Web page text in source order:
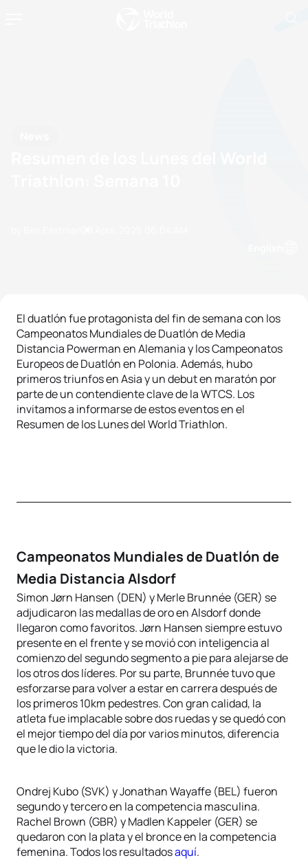
El duatlón fue protagonista del fin de semana con los
Campeonatos Mundiales de Duatlón de Media
Distancia Powerman en Alemania y los Campeonatos
Europeos de Duatlón en Polonia. Además, hubo
primeros triunfos en Asia y un debut en maratón por
parte de un contendiente clave de la WTCS. Los
invitamos a informarse de estos eventos en el
Resumen de los Lunes del World Triathlon.
Campeonatos Mundiales de Duatlón de
Media Distancia Alsdorf
Simon Jørn Hansen (DEN) y Merle Brunnée (GER) se
adjudicaron las medallas de oro en Alsdorf donde
llegaron como favoritos. Jørn Hansen siempre estuvo
presente en el frente y se movió con inteligencia al
comienzo del segundo segmento a pie para alejarse de
los otros dos líderes. Por su parte, Brunnée tuvo que
esforzarse para volver a estar en carrera después de
los primeros 10km pedestres. Con gran calidad, la
atleta fue implacable sobre dos ruedas y se quedó con
el mejor tiempo del día por varios minutos, diferencia
que le dio la victoria.
Ondrej Kubo (SVK) y Jonathan Wayaffe (BEL) fueron
segundo y tercero en la competencia masculina.
Rachel Brown (GBR) y Madlen Kappeler (GER) se
quedaron con la plata y el bronce en la competencia
femenina. Todos los resultadosaquí.